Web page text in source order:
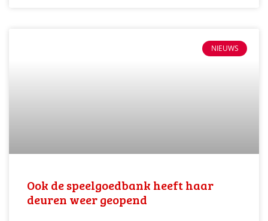
NIEUWS
Ook de speelgoedbank heeft haar
deuren weer geopend